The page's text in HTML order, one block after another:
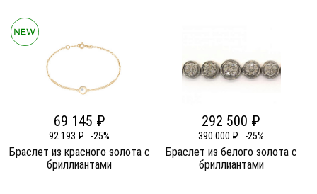
69 145 ₽
92 193 ₽ -25%
Браслет из красного золота c
бриллиантами
292 500 ₽
390 000 ₽ -25%
Браслет из белого золота c
бриллиантами